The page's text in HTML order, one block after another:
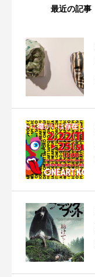
最近の記事